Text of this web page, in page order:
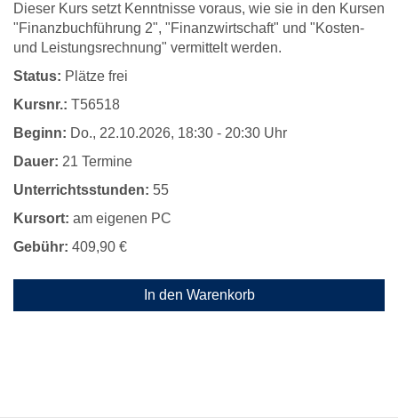
Dieser Kurs setzt Kenntnisse voraus, wie sie in den Kursen
"Finanzbuchführung 2", "Finanzwirtschaft" und "Kosten-
und Leistungsrechnung" vermittelt werden.
Status: Plätze frei
Kursnr.: T56518
Beginn: Do., 22.10.2026, 18:30 - 20:30 Uhr
Dauer: 21 Termine
Unterrichtsstunden: 55
Kursort: am eigenen PC
Gebühr: 409,90 €
In den Warenkorb